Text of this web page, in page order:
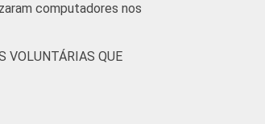
computadores nos
VOLUNTÁRIAS QUE